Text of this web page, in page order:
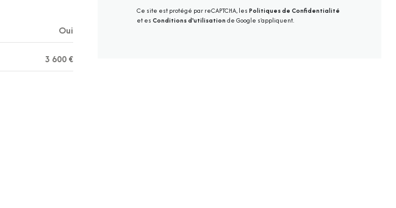
Oui
3 600 €
Ce site est protégé par reCAPTCHA, les Politiques de Confidentialité
et es Conditions d'utilisation de Google s'appliquent.